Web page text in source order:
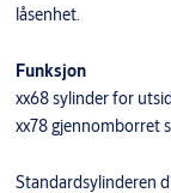
låsenhet.
Funksjon
xx68 sylinder for
xx78 gjennomborret
Standardsylinderen